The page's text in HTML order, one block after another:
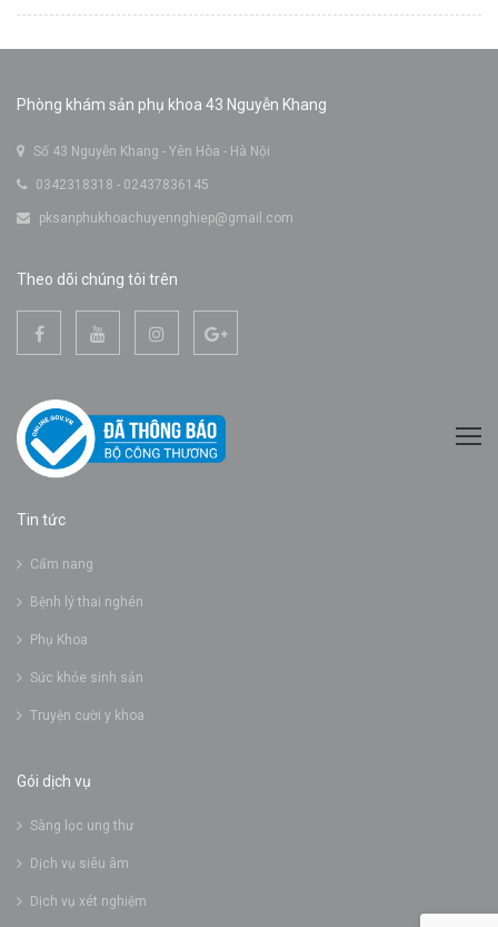
Phòng khám sản phụ khoa 43 Nguyễn Khang
Số 43 Nguyễn Khang - Yên Hòa - Hà Nội
0342318318 - 02437836145
pksanphukhoachuyennghiep@gmail.com
Theo dõi chúng tôi trên
Tin tức
Cẩm nang
Bệnh lý thai nghén
Phụ Khoa
Sức khỏe sinh sản
Truyện cười y khoa
Gói dịch vụ
Sàng lọc ung thư
Dịch vụ siêu âm
Dịch vụ xét nghiệm